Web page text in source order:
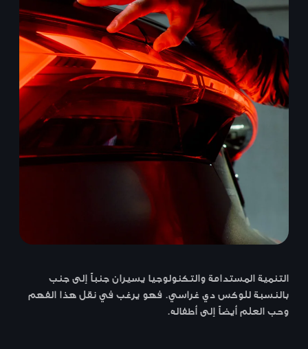
التنمية المستدامة والتكنولوجيا يسيران جنباً إلى جنب
بالنسبة للوكس دي غراسي. فهو يرغب في نقل هذا الفهم
وحب العلم أيضاً إلى أطفاله.